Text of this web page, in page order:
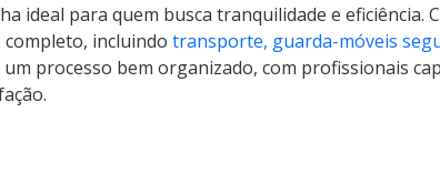
ideal para quem busca tranquilidade e
incluindo transporte, guarda-móveis
processo bem organizado, com profissionais